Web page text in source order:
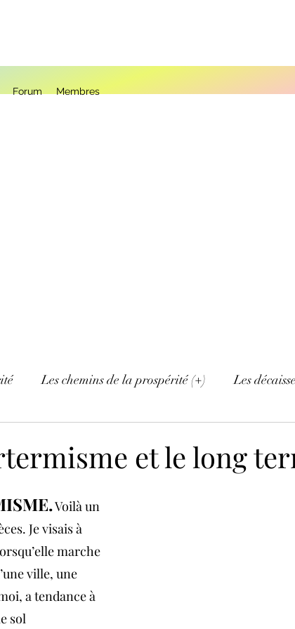
Forum Membres
Les chemins de la prospérité (+) Les
et le long
Voilà un
Je visais à
marche
ville, une
a tendance à
sol